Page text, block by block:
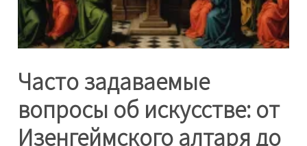
Часто задаваемые
вопросы об искусстве: от
Изенгеймского алтаря до